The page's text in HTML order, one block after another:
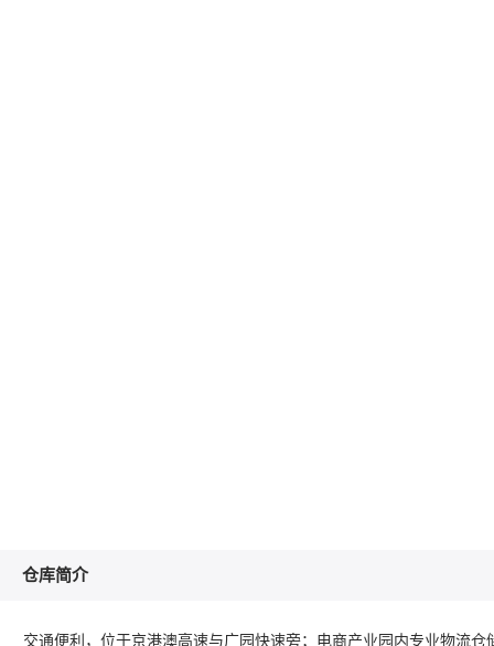
仓库简介
交通便利，位于京港澳高速与广园快速旁；电商产业园内专业物流